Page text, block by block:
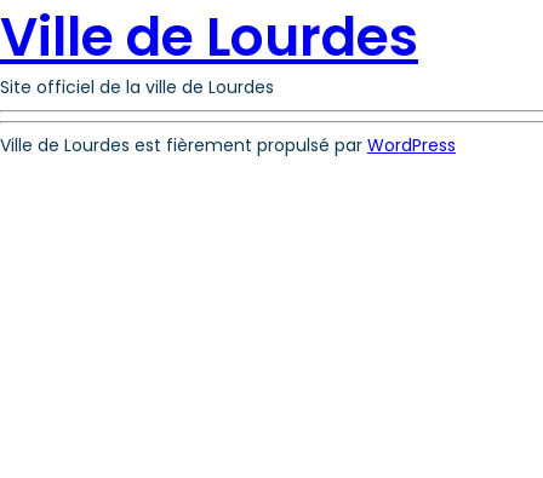
Ville de Lourdes
Site officiel de la ville de Lourdes
Ville de Lourdes est fièrement propulsé par WordPress